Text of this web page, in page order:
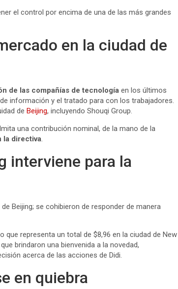
el control por encima de una de las más grandes
en la ciudad de
de las compañías de tecnología en los últimos
información y el tratado para con los trabajadores.
de Beijing, incluyendo Shouqi Group.
una contribución nominal, de la mano de la
la directiva.
interviene para la
Beijing; se cohibieron de responder de manera
que representa un total de $8,96 en la ciudad de New
brindaron una bienvenida a la novedad,
acerca de las acciones de Didi.
en quiebra